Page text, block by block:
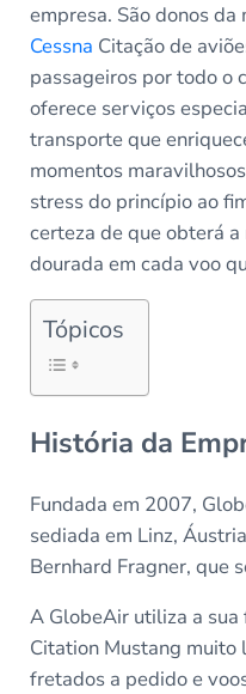
empresa. São donos
Cessna Citação de
passageiros por todo o
oferece serviços
transporte que
momentos
stress do princípio ao
certeza de que obterá
dourada em cada voo
Tópicos
História da
Fundada em 2007,
sediada em Linz,
Bernhard Fragner, que
A GlobeAir utiliza a
Citation Mustang muito
fretados a pedido e